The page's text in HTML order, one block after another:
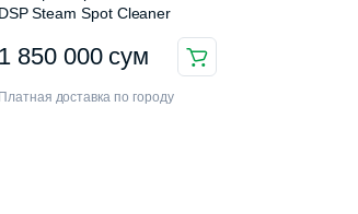
DSP Steam Spot Cleaner
1 850 000 сум
Платная доставка по городу